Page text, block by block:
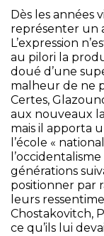
Dès les années
représenter un
L’expression
au pilori la
doué d’une
malheur de ne
Certes,
aux nouveaux
mais il apporta
l’école «
générations
positionner par
leurs
Chostakovitch,
ce qu’ils lui